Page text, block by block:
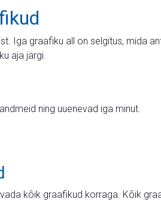
Iga graafiku all on selgitus, mida
aja järgi.
ning uuenevad iga minut.
kõik graafikud korraga. Kõik